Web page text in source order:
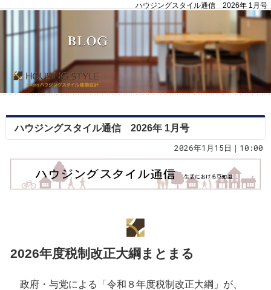
ハウジングスタイル通信 2026年 1月号
ハウジングスタイル通信 2026年 1月号
2026年1月15日｜10:00
2026年度税制改正大綱まとまる
政府・与党による「令和８年度税制改正大綱」が、